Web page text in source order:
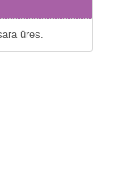
üres.